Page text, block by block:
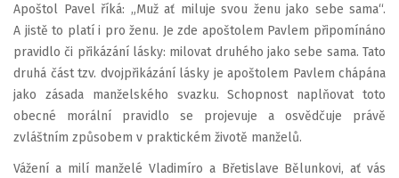
Apoštol Pavel říká: „Muž ať miluje svou ženu jako sebe sama“.
A jistě to platí i pro ženu. Je zde apoštolem Pavlem připomínáno
pravidlo či přikázání lásky: milovat druhého jako sebe sama. Tato
druhá část tzv. dvojpřikázání lásky je apoštolem Pavlem chápána
jako zásada manželského svazku. Schopnost naplňovat toto
obecné morální pravidlo se projevuje a osvědčuje právě
zvláštním způsobem v praktickém životě manželů.
Vážení a milí manželé Vladimíro a Břetislave Bělunkovi, ať vás